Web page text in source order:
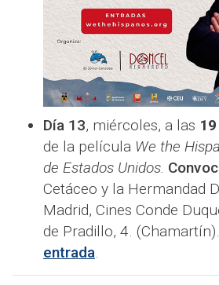
Día 13, miércoles, a las
de la película We the
de Estados Unidos.
Cetáceo y la Hermandad
Madrid, Cines Conde
de Pradillo, 4. (Chamartín).
entrada.